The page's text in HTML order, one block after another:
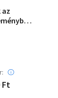
az
Ft